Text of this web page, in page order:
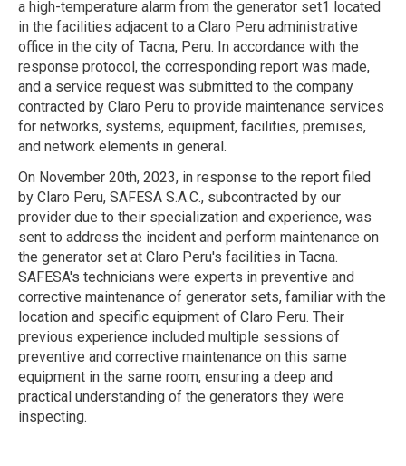
a high-temperature alarm from the generator set1 located
in the facilities adjacent to a Claro Peru administrative
office in the city of Tacna, Peru. In accordance with the
response protocol, the corresponding report was made,
and a service request was submitted to the company
contracted by Claro Peru to provide maintenance services
for networks, systems, equipment, facilities, premises,
and network elements in general.
On November 20th, 2023, in response to the report filed
by Claro Peru, SAFESA S.A.C., subcontracted by our
provider due to their specialization and experience, was
sent to address the incident and perform maintenance on
the generator set at Claro Peru's facilities in Tacna.
SAFESA's technicians were experts in preventive and
corrective maintenance of generator sets, familiar with the
location and specific equipment of Claro Peru. Their
previous experience included multiple sessions of
preventive and corrective maintenance on this same
equipment in the same room, ensuring a deep and
practical understanding of the generators they were
inspecting.